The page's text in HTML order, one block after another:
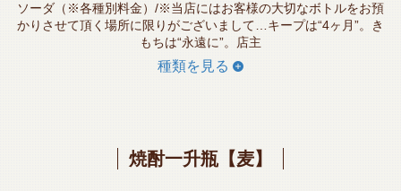
ソーダ（※各種別料金）/※当店にはお客様の大切なボトルをお預
かりさせて頂く場所に限りがございまして…キープは“4ヶ月”。き
もちは“永遠に”。店主
種類を見る
焼酎一升瓶【麦】